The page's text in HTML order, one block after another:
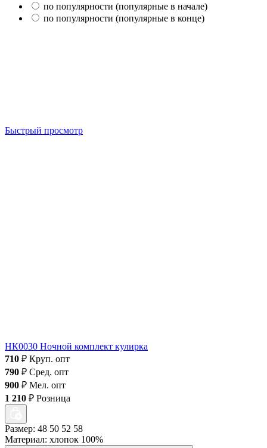
по популярности (популярные в начале)
по популярности (популярные в конце)
Быстрый просмотр
НК0030 Ночной комплект кулирка
710 ₽ Круп. опт
790 ₽ Сред. опт
900 ₽ Мел. опт
1 210 ₽ Розница
Размер: 48 50 52 58
Материал: хлопок 100%